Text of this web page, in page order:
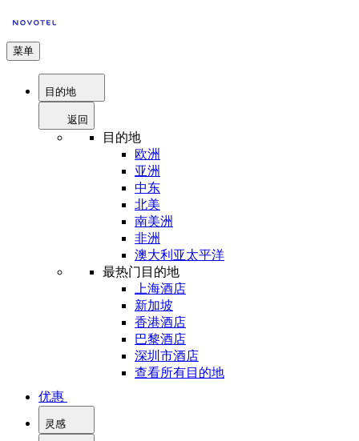
菜单
目的地
返回
目的地
欧洲
亚洲
中东
北美
南美洲
非洲
澳大利亚太平洋
最热门目的地
上海酒店
新加坡
香港酒店
巴黎酒店
深圳市酒店
查看所有目的地
优惠
灵感